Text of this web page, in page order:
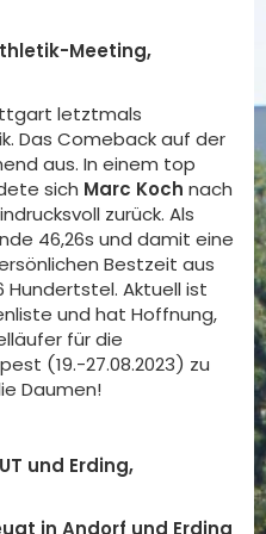
Meeting,
letztmals
Das Comeback auf der
aus. In einem top
sich Marc Koch nach
zurück. Als
46,26s und damit eine
Bestzeit aus
Hundertstel. Aktuell ist
und hat Hoffnung,
für die
(19.-27.08.2023) zu
Daumen!
und Erding,
in Andorf und Erding